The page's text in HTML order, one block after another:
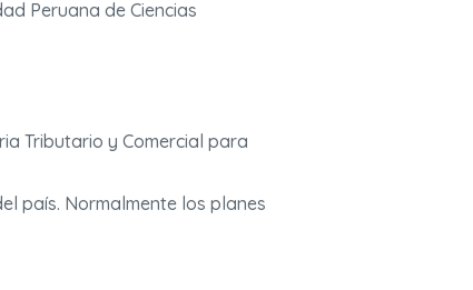
Peruana de Ciencias
Tributario y Comercial para
país. Normalmente los planes